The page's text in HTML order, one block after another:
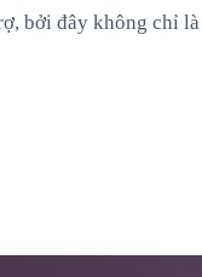
bởi đây không chỉ